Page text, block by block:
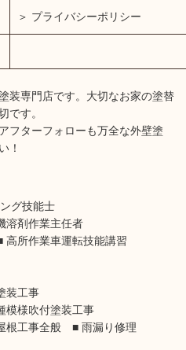
プライバシーポリシー
装専門店です。大切なお家の塗替
です。
フターフォローも万全な外壁塗
！
グ技能士
溶剤作業主任者
所作業車運転技能講習
装工事
模様吹付塗装工事
根工事全般 ■ 雨漏り修理